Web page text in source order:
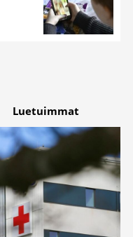
Luetuimmat